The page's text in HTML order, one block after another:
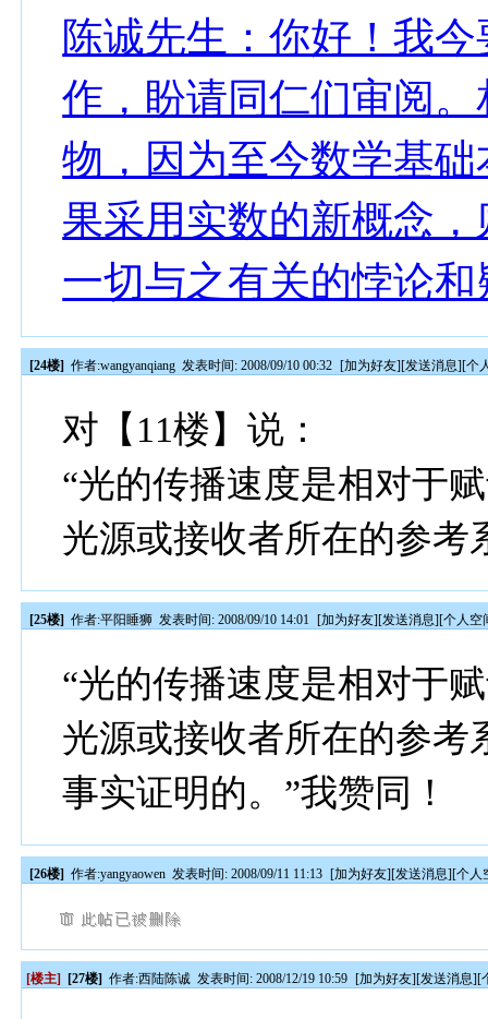
陈诚先生：你好！我
作，盼请同仁们审阅
物，因为至今数学基
果采用实数的新概念
一切与之有关的悖论
[24楼] 作者:wangyanqiang 发表时间: 2008/09/10 00:32 [加为好友][发送消息][个
对【11楼】说：
“光的传播速度是相对于
光源或接收者所在的参考
[25楼] 作者:平阳睡狮 发表时间: 2008/09/10 14:01 [加为好友][发送消息][个人空
“光的传播速度是相对于
光源或接收者所在的参考
事实证明的。”我赞同！
[26楼] 作者:yangyaowen 发表时间: 2008/09/11 11:13 [加为好友][发送消息][个人
[楼主] [27楼] 作者:西陆陈诚 发表时间: 2008/12/19 10:59 [加为好友][发送消息][